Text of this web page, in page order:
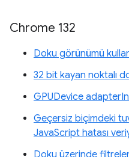
Chrome 132
Doku görünümü
32 bit kayan noktalı
GPUDevice
Geçersiz biçimdeki
JavaScript hatası
Doku üzerinde